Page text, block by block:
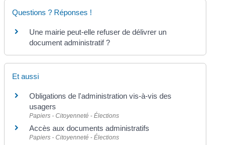
Questions ? Réponses !
Une mairie peut-elle refuser de délivrer un
document administratif ?
Et aussi
Obligations de l'administration vis-à-vis des
usagers
Papiers - Citoyenneté - Élections
Accès aux documents administratifs
Papiers - Citoyenneté - Élections